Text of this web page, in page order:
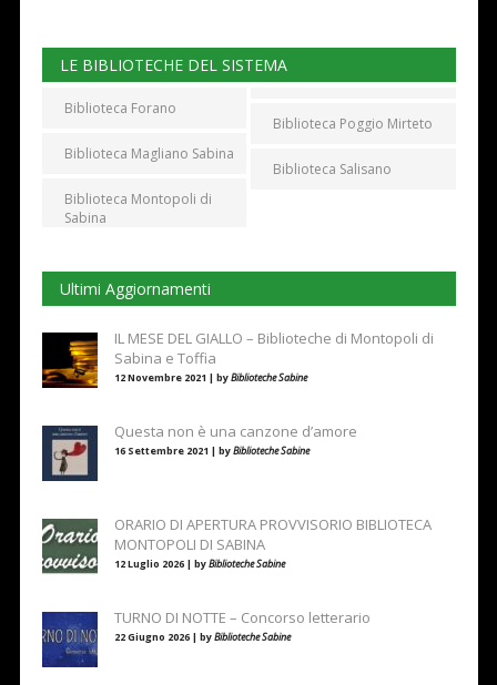
LE BIBLIOTECHE DEL SISTEMA
Biblioteca Forano
Biblioteca Magliano Sabina
Biblioteca Montopoli di
Sabina
Biblioteca Poggio Mirteto
Biblioteca Salisano
Ultimi Aggiornamenti
IL MESE DEL GIALLO – Biblioteche di Montopoli di
Sabina e Toffia
12 Novembre 2021 | byBiblioteche Sabine
Questa non è una canzone d’amore
16 Settembre 2021 | byBiblioteche Sabine
ORARIO DI APERTURA PROVVISORIO BIBLIOTECA
MONTOPOLI DI SABINA
12 Luglio 2026 | byBiblioteche Sabine
TURNO DI NOTTE – Concorso letterario
22 Giugno 2026 | byBiblioteche Sabine